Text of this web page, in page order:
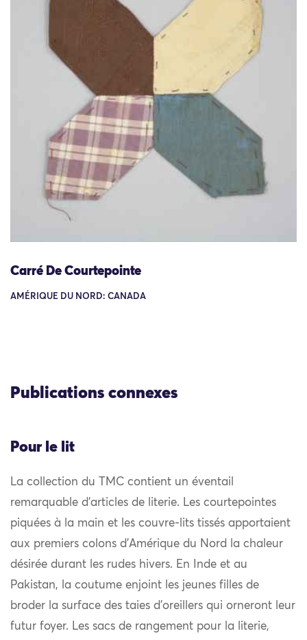
Carré De Courtepointe
AMÉRIQUE DU NORD: CANADA
Publications connexes
Pour le lit
La collection du TMC contient un éventail
remarquable d’articles de literie. Les courtepointes
piquées à la main et les couvre-lits tissés apportaient
aux premiers colons d’Amérique du Nord la chaleur
désirée durant les rudes hivers. En Inde et au
Pakistan, la coutume enjoint les jeunes filles de
broder la surface des taies d’oreillers qui orneront leur
futur foyer. Les sacs de rangement pour la literie,